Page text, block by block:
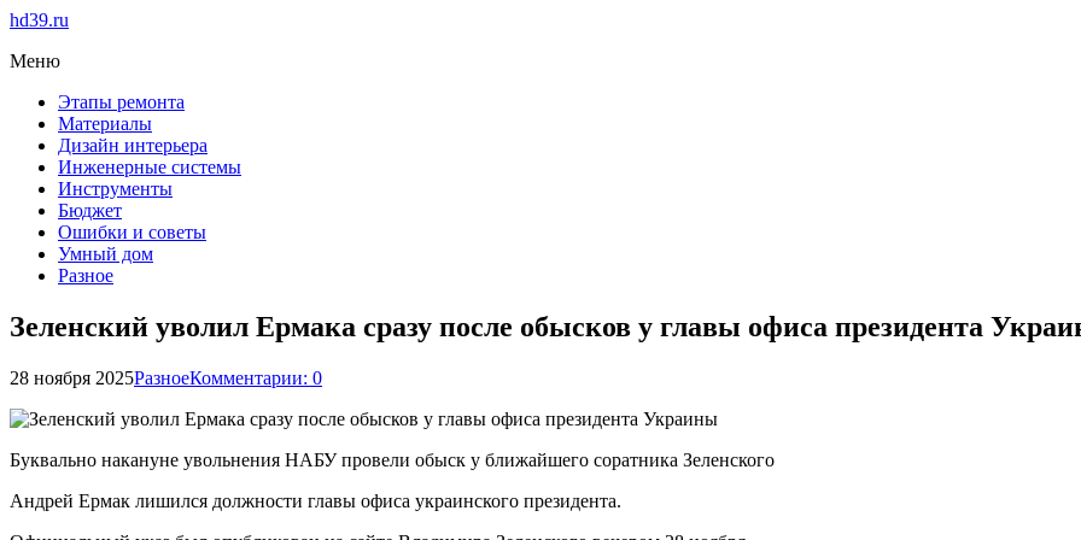
hd39.ru
Меню
Этапы ремонта
Материалы
Дизайн интерьера
Инженерные системы
Инструменты
Бюджет
Ошибки и советы
Умный дом
Разное
Зеленский уволил Ермака сразу после обысков у главы офиса президента
28 ноября 2025РазноеКомментарии: 0
Буквально накануне увольнения НАБУ провели обыск у ближайшего соратника Зеленского
Андрей Ермак лишился должности главы офиса украинского президента.